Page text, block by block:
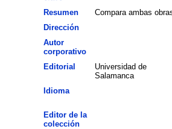
Resumen
Compara ambas
Dirección
Autor
corporativo
Editorial
Universidad de
Salamanca
Idioma
Editor de la
colección